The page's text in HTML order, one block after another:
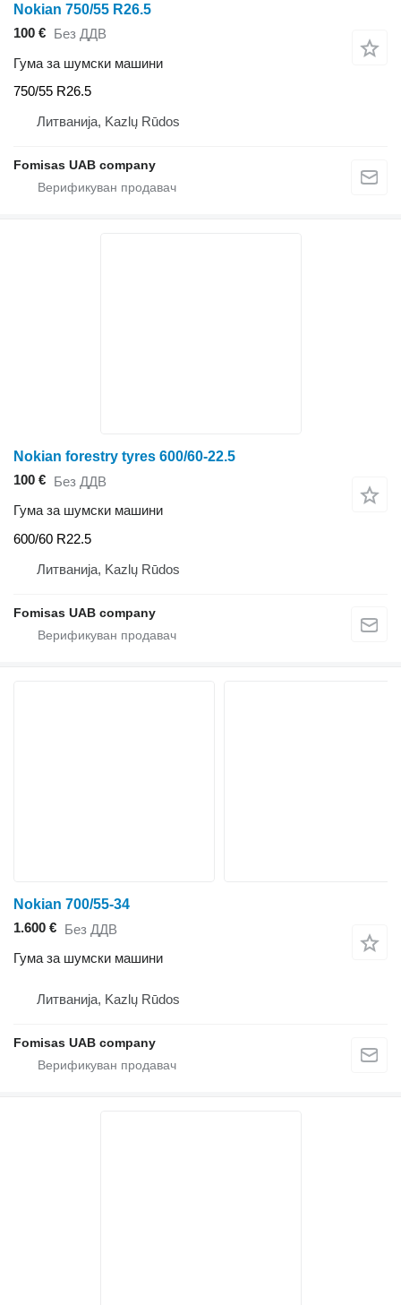
Nokian 750/55 R26.5
100 € Без ДДВ
Гума за шумски машини
750/55 R26.5
Литванија, Kazlų Rūdos
Fomisas UAB company
Nokian forestry tyres 600/60-22.5
100 € Без ДДВ
Гума за шумски машини
600/60 R22.5
Литванија, Kazlų Rūdos
Fomisas UAB company
Nokian 700/55-34
1.600 € Без ДДВ
Гума за шумски машини
Литванија, Kazlų Rūdos
Fomisas UAB company